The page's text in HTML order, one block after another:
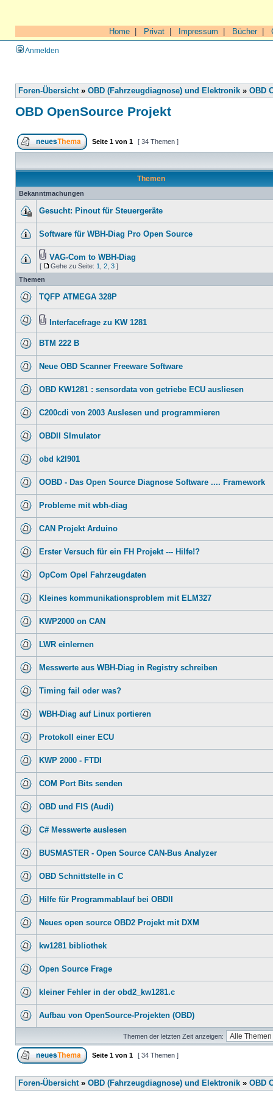
Home Privat Impressum Bücher|
Anmelden
Foren-Übersicht» OBD (Fahrzeugdiagnose) und Elektronik » OBD
OBD OpenSource Projekt
Seite 1 von 1 [ 34 Themen ]
Themen
Bekanntmachungen
Gesucht: Pinout für Steuergeräte
Software für WBH-Diag Pro Open Source
VAG-Com to WBH-Diag
[ Gehe zu Seite: 1 2 3 ]
Themen
TQFP ATMEGA 328P
Interfacefrage zu KW 1281
BTM 222 B
Neue OBD Scanner Freeware Software
OBD KW1281 : sensordata von getriebe ECU ausliesen
C200cdi von 2003 Auslesen und programmieren
OBDII SImulator
obd k2l901
OOBD - Das Open Source Diagnose Software .... Framework
Probleme mit wbh-diag
CAN Projekt Arduino
Erster Versuch für ein FH Projekt --- Hilfe!?
OpCom Opel Fahrzeugdaten
Kleines kommunikationsproblem mit ELM327
KWP2000 on CAN
LWR einlernen
Messwerte aus WBH-Diag in Registry schreiben
Timing fail oder was?
WBH-Diag auf Linux portieren
Protokoll einer ECU
KWP 2000 - FTDI
COM Port Bits senden
OBD und FIS (Audi)
C# Messwerte auslesen
BUSMASTER - Open Source CAN-Bus Analyzer
OBD Schnittstelle in C
Hilfe für Programmablauf bei OBDII
Neues open source OBD2 Projekt mit DXM
kw1281 bibliothek
Open Source Frage
kleiner Fehler in der obd2_kw1281.c
Aufbau von OpenSource-Projekten (OBD)
Themen der letzten Zeit anzeigen:
Seite 1 von 1 [ 34 Themen ]
Foren-Übersicht» OBD (Fahrzeugdiagnose) und Elektronik » OBD